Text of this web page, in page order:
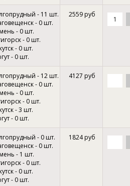
- 11 шт.
- 0 шт.
- 0 шт.
- 0 шт.
- 0 шт.
- 0 шт.
2559 руб
- 12 шт.
- 0 шт.
- 0 шт.
- 0 шт.
- 3 шт.
- 0 шт.
4127 руб
- 0 шт.
- 0 шт.
- 1 шт.
- 0 шт.
- 0 шт.
- 0 шт.
1824 руб